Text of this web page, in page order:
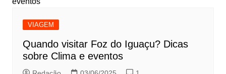
VIAGEM
Quando visitar Foz do Iguaçu? Dicas
sobre Clima e eventos